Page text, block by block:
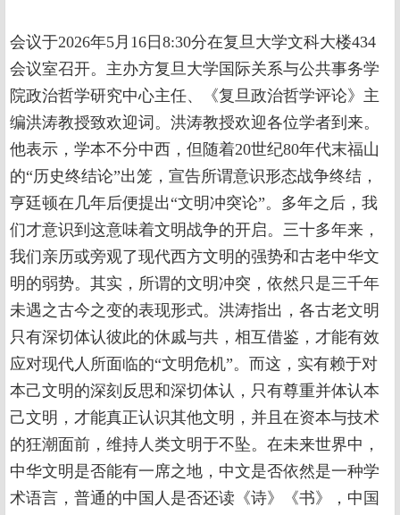
会议于2026年5月16日8:30分在复旦大学文科大楼434
会议室召开。主办方复旦大学国际关系与公共事务学
院政治哲学研究中心主任、《复旦政治哲学评论》主
编洪涛教授致欢迎词。洪涛教授欢迎各位学者到来。
他表示，学本不分中西，但随着20世纪80年代末福山
的“历史终结论”出笼，宣告所谓意识形态战争终结，
亨廷顿在几年后便提出“文明冲突论”。多年之后，我
们才意识到这意味着文明战争的开启。三十多年来，
我们亲历或旁观了现代西方文明的强势和古老中华文
明的弱势。其实，所谓的文明冲突，依然只是三千年
未遇之古今之变的表现形式。洪涛指出，各古老文明
只有深切体认彼此的休戚与共，相互借鉴，才能有效
应对现代人所面临的“文明危机”。而这，实有赖于对
本己文明的深刻反思和深切体认，只有尊重并体认本
己文明，才能真正认识其他文明，并且在资本与技术
的狂潮面前，维持人类文明于不坠。在未来世界中，
中华文明是否能有一席之地，中文是否依然是一种学
术语言，普通的中国人是否还读《诗》《书》，中国